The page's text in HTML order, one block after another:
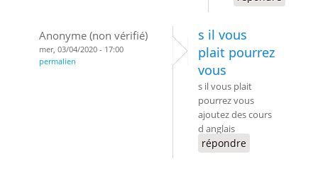
Anonyme (non vérifié)
mer, 03/04/2020 - 17:00
permalien
s il vous
plait pourrez
vous
s il vous plait
pourrez vous
ajoutez des cours
d anglais
répondre